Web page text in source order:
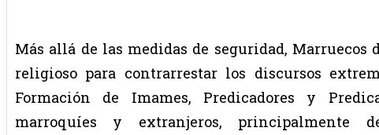
Más allá de las medidas de seguridad,
religioso para contrarrestar los discursos
Formación de Imames, Predicadores y
marroquíes y extranjeros, principalmente